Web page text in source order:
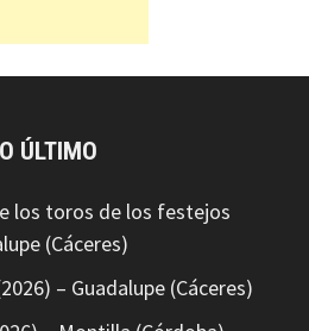
ÚLTIMO
los toros de los festejos
(Cáceres)
– Guadalupe (Cáceres)